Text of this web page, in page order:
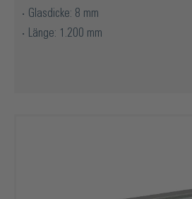
Glasdicke: 8 mm
Länge: 1.200 mm